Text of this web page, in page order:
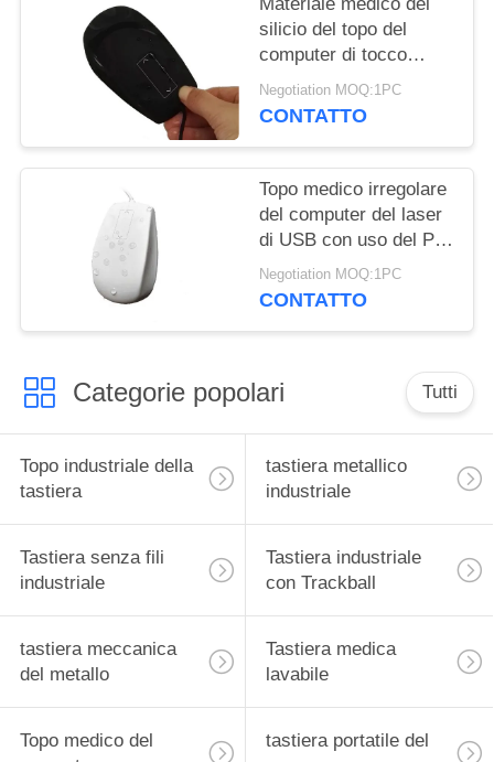
Materiale medico del
silicio del topo del
computer di tocco
robusto con la
sigillatura della
Negotiation MOQ:1PC
CONTATTO
Topo medico irregolare
del computer del laser
di USB con uso del PC
dell'ospedale del rotolo
di tocco
Negotiation MOQ:1PC
CONTATTO
Categorie popolari Tutti
Topo industriale della
tastiera
tastiera metallico
industriale
Tastiera senza fili
industriale
Tastiera industriale
con Trackball
tastiera meccanica
del metallo
Tastiera medica
lavabile
Topo medico del
tastiera portatile del